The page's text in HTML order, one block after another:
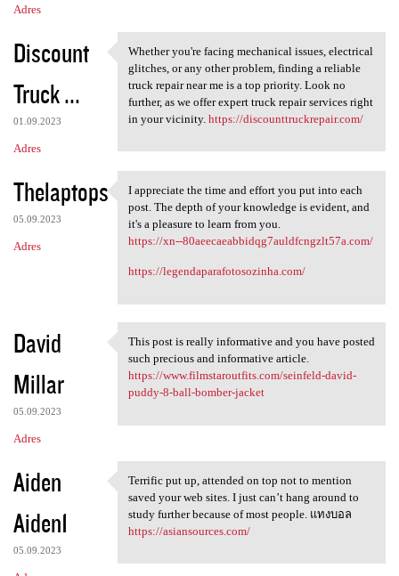
Adres
Discount
Truck ...
01.09.2023
Adres
Whether you're facing
Whether you're facing mechanical issues, electrical
glitches, or any other problem, finding a reliable
truck repair near me is a top priority. Look no
further, as we offer expert truck repair services right
in your vicinity. https://discounttruckrepair.com/
Thelaptops
05.09.2023
Adres
I appreciate the time and
I appreciate the time and effort you put into each
post. The depth of your knowledge is evident, and
it's a pleasure to learn from you.
https://xn--80aeecaeabbidqg7auldfcngzlt57a.com/
https://legendaparafotosozinha.com/
David
Millar
05.09.2023
Adres
This post is really
This post is really informative and you have posted
such precious and informative article.
https://www.filmstaroutfits.com/seinfeld-david-
puddy-8-ball-bomber-jacket
Aiden
Aiden1
05.09.2023
Terrific put up, attended on
Terrific put up, attended on top not to mention
saved your web sites. I just can’t hang around to
study further because of most people. แทงบอล
https://asiansources.com/